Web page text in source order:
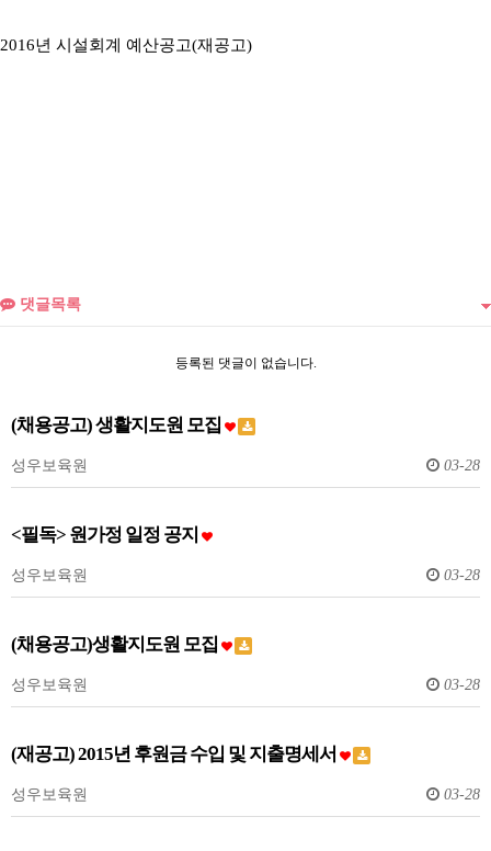
2016년 시설회계 예산공고(재공고)
댓글목록
등록된 댓글이 없습니다.
(채용공고) 생활지도원 모집
성우보육원 03-28
<필독> 원가정 일정 공지
성우보육원 03-28
(채용공고)생활지도원 모집
성우보육원 03-28
(재공고) 2015년 후원금 수입 및 지출명세서
성우보육원 03-28